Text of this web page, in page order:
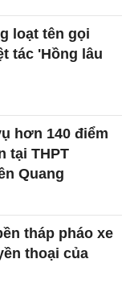
loạt tên gọi
tác 'Hồng lâu
hơn 140 điểm
tại THPT
Quang
tháp pháo xe
thoại của